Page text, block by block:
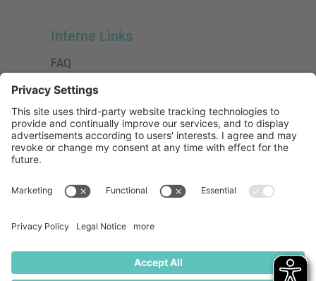
Interne Links
FAQ
Datenschutzerklärung
Impressum
Presse
Urheberrecht
Mitglied bei:
Die Jungen Unternehmer